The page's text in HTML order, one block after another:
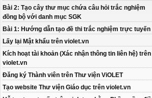
Bài 2: Tạo cây thư mục chứa câu hỏi trắc nghiệm
đồng bộ với danh mục SGK
Bài 1: Hướng dẫn tạo đề thi trắc nghiệm trực tuyến
Lấy lại Mật khẩu trên violet.vn
Kích hoạt tài khoản (Xác nhận thông tin liên hệ) trên
violet.vn
Đăng ký Thành viên trên Thư viện ViOLET
Tạo website Thư viện Giáo dục trên violet.vn